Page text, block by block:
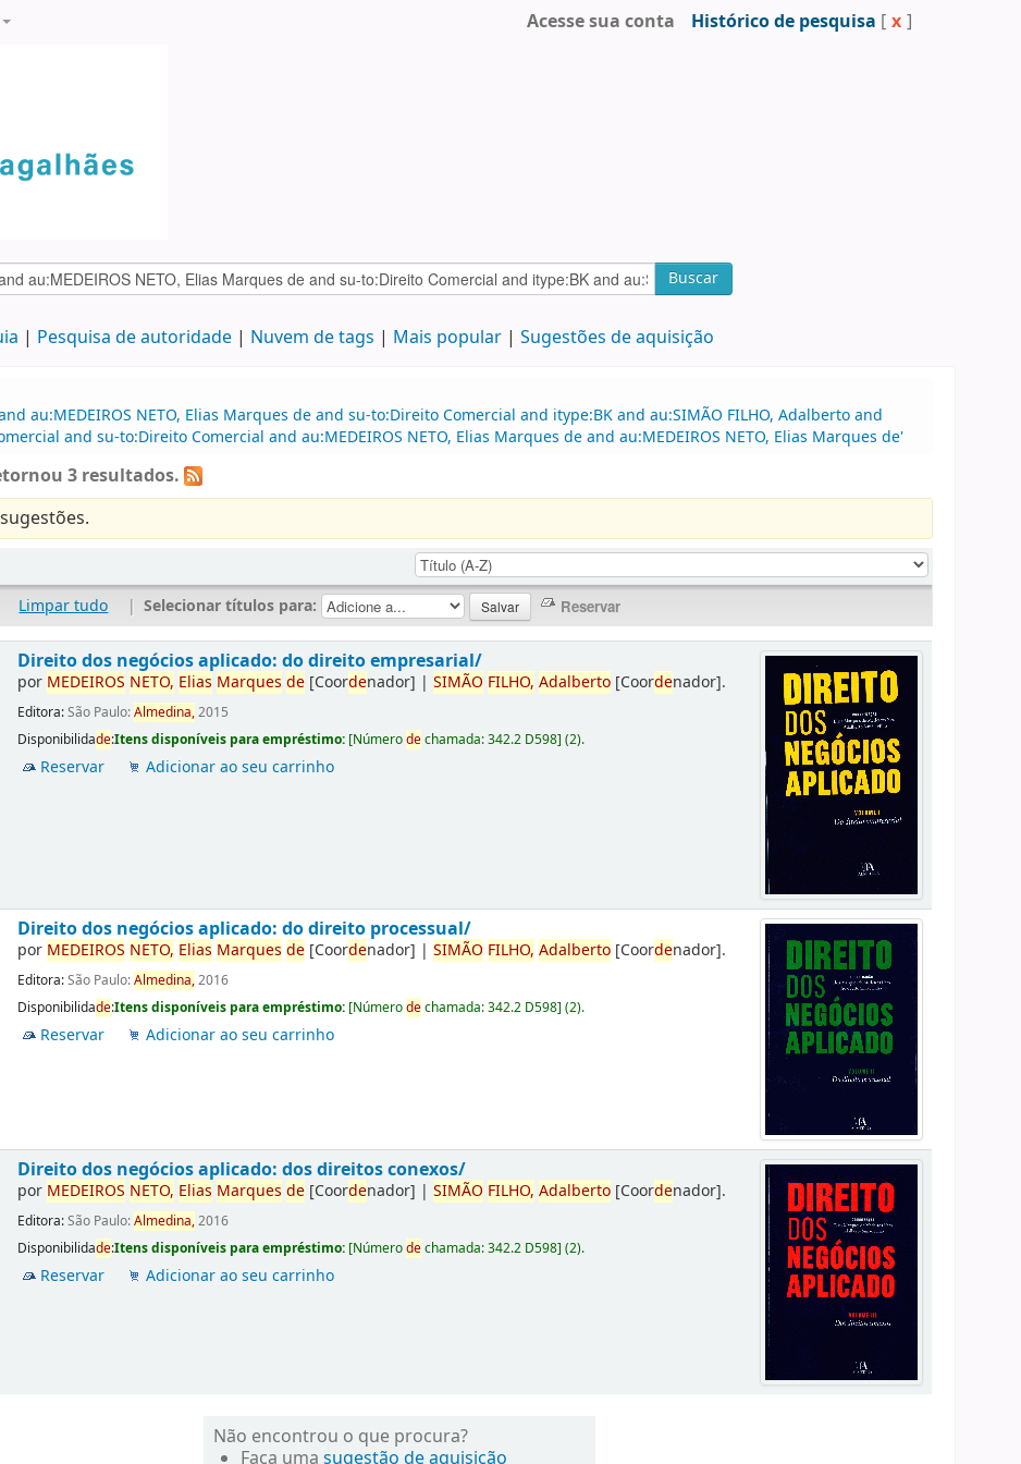
Acesse sua conta Histórico de pesquisa [ x ]
Buscar
Pesquisa de autoridade Nuvem de tags Mais popular Sugestões de aquisição
au:MEDEIROS NETO, Elias Marques de and su-to:Direito Comercial and itype:BK and au:SIMÃO FILHO, Adalberto and
and su-to:Direito Comercial and au:MEDEIROS NETO, Elias Marques de and au:MEDEIROS NETO, Elias Marques de'
3 resultados.
Limpar tudo | Selecionar títulos para:
Direito dos negócios aplicado: do direito empresarial/
por MEDEIROS NETO, Elias Marques de [Coordenador] |SIMÃO FILHO, Adalberto [Coordenador].
Editora:São Paulo:Almedina,2015
Disponibilidade:Itens disponíveis para empréstimo: [Númerodechamada:342.2 D598](2).
Reservar Adicionar ao seu carrinho
Direito dos negócios aplicado: do direito processual/
por MEDEIROS NETO, Elias Marques de [Coordenador] |SIMÃO FILHO, Adalberto [Coordenador].
Editora:São Paulo:Almedina,2016
Disponibilidade:Itens disponíveis para empréstimo: [Númerodechamada:342.2 D598](2).
Reservar Adicionar ao seu carrinho
Direito dos negócios aplicado: dos direitos conexos/
por MEDEIROS NETO, Elias Marques de [Coordenador] |SIMÃO FILHO, Adalberto [Coordenador].
Editora:São Paulo:Almedina,2016
Disponibilidade:Itens disponíveis para empréstimo: [Númerodechamada:342.2 D598](2).
Reservar Adicionar ao seu carrinho
Não encontrou o que procura?